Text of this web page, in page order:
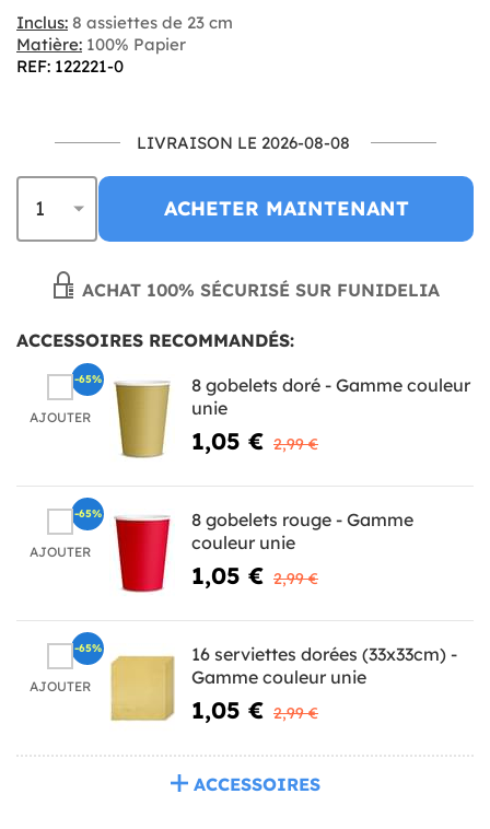
Inclus: 8 assiettes de 23 cm
Matière: 100% Papier
REF: 122221-0
LIVRAISON LE 2026-08-08
ACHETER MAINTENANT
ACHAT 100% SÉCURISÉ SUR FUNIDELIA
ACCESSOIRES RECOMMANDÉS:
AJOUTER
8 gobelets doré - Gamme couleur
unie
1,05 € 2,99 €
-65%
AJOUTER
8 gobelets rouge - Gamme
couleur unie
1,05 € 2,99 €
-65%
AJOUTER
16 serviettes dorées (33x33cm) -
Gamme couleur unie
1,05 € 2,99 €
-65%
ACCESSOIRES